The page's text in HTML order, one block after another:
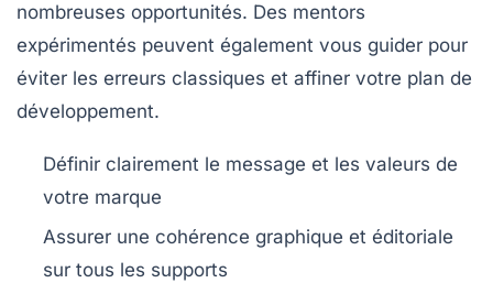
nombreuses opportunités. Des mentors
expérimentés peuvent également vous guider pour
éviter les erreurs classiques et affiner votre plan de
développement.
Définir clairement le message et les valeurs de
votre marque
Assurer une cohérence graphique et éditoriale
sur tous les supports